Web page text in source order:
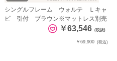
シングルフレーム ウォルテ Ｌキャ
ビ 引付 ブラウン※マットレス別売
￥63,546 (税抜)
￥69,900 (税込)